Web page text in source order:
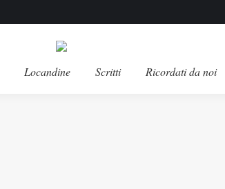
Locandine Scritti Ricordati da noi